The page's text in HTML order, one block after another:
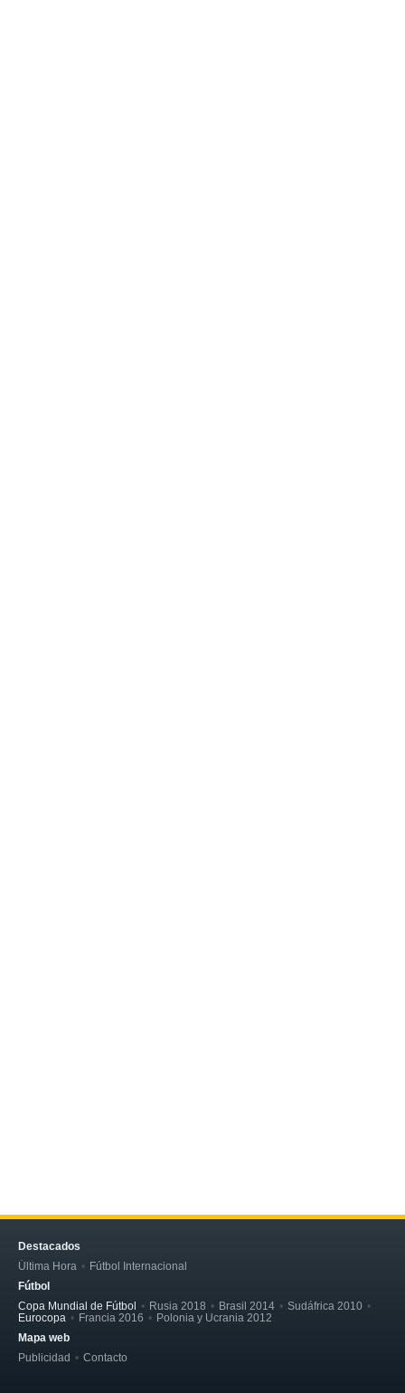
Destacados
Última Hora
Fútbol Internacional
Fútbol
Copa Mundial de Fútbol
Rusia 2018 Brasil 2014
Sudáfrica 2010
Eurocopa
Francia 2016
Polonia y Ucrania 2012
Mapa web
Publicidad
Contacto